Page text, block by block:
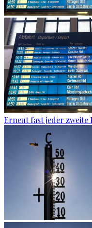
Erneut fast jeder